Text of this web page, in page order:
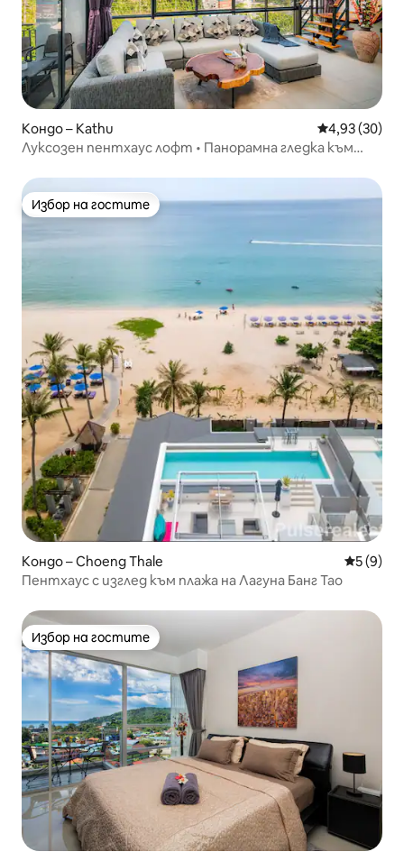
Кондо – Kathu Средна
4,93 (30)
Луксозен пентхаус лофт • Панорамна гледка към
Избор на гостите
Избор на гостите
Кондо – Choeng Thale Средна
5 (9)
Пентхаус с изглед към плажа на Лагуна Банг Тао
Избор на гостите
Избор на гостите